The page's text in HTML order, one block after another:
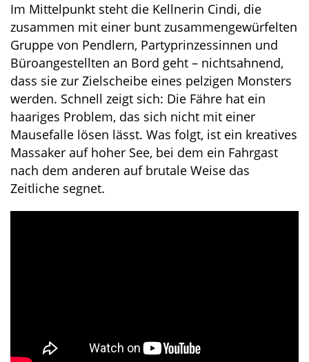
Im Mittelpunkt steht die Kellnerin Cindi, die
zusammen mit einer bunt zusammengewürfelten
Gruppe von Pendlern, Partyprinzessinnen und
Büroangestellten an Bord geht – nichtsahnend,
dass sie zur Zielscheibe eines pelzigen Monsters
werden. Schnell zeigt sich: Die Fähre hat ein
haariges Problem, das sich nicht mit einer
Mausefalle lösen lässt. Was folgt, ist ein kreatives
Massaker auf hoher See, bei dem ein Fahrgast
nach dem anderen auf brutale Weise das
Zeitliche segnet.